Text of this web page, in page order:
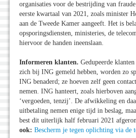
organisaties voor de bestrijding van
eerste kwartaal van 2021, zoals minister
aan de Tweede Kamer aangeeft. Het is
opsporingsdiensten, ministeries, de
hiervoor de handen ineenslaan.
Informeren klanten. Gedupeerde
zich bij ING gemeld hebben, worden zo
ING benaderd; ze hoeven zelf geen
nemen. ING hanteert, zoals hierboven
‘vergoeden, tenzij’. De afwikkeling en
uitbetaling nemen enige tijd in beslag,
best dit uiterlijk half februari 2021
ook: Bescherm je tegen oplichting via de